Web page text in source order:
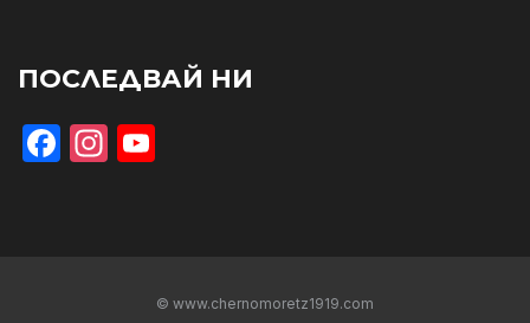
ПОСЛЕДВАЙ НИ
Facebook
Instagram
© www.chernomoretz1919.com